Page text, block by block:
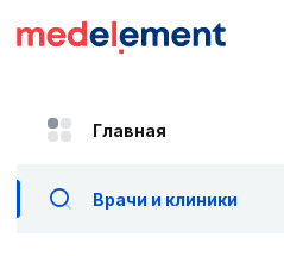
Главная
Врачи и клиники